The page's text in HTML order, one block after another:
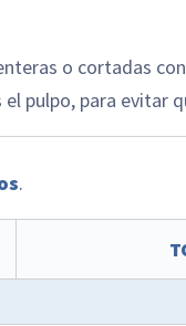
o cortadas
pulpo, para evitar
.